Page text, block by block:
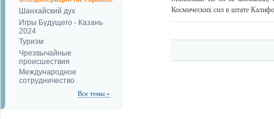
Шанхайский дух
Игры Будущего - Казань
2024
Туризм
Чрезвычайные
происшествия
Международное
сотрудничество
Все темы »
Космических сил в штате